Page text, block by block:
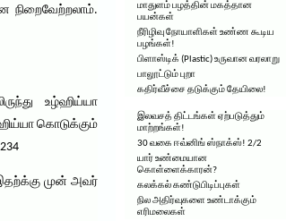
நிறைவேற்றலாம்.
உழ்ஹிய்யா
கொடுக்கும்
முன் அவர்
மாதுளம் பழத்தின் மகத்தான
பயன்கள்
நீரிழிவு நோயாளிகள் உண்ண கூடிய
பழங்கள்!
பிளாஸ்டிக் (Plastic) உருவான வரலாறு
பாலூட்டும் புறா
கதிர்வீச்சை தடுக்கும் தேயிலை!
இலவசத் திட்டங்கள் ஏற்படுத்தும்
மாற்றங்கள்!
30 வகை ஈவ்னிங் ஸ்நாக்ஸ்! 2/2
யார் உண்மையான
கொள்ளைக்காரன்?
கலக்கல் கண்டுபிடிப்புகள்
நில அதிர்வுகளை உண்டாக்கும்
எரிமலைகள்